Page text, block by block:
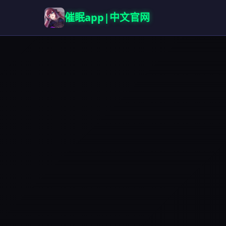
催眠app|中文官网